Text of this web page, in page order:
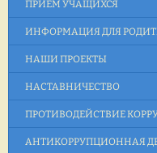
ПРИЕМ УЧАЩИХСЯ
ИНФОРМАЦИЯ ДЛЯ
НАШИ ПРОЕКТЫ
НАСТАВНИЧЕСТВО
ПРОТИВОДЕЙСТВИЕ
АНТИКОРРУПЦИОННАЯ